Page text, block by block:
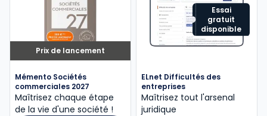
Prix de lancement
Mémento Sociétés
commerciales 2027
Maîtrisez chaque étape
de la vie d'une société !
Essai
gratuit
disponible
ELnet Difficultés des
entreprises
Maîtrisez tout l'arsenal
juridique